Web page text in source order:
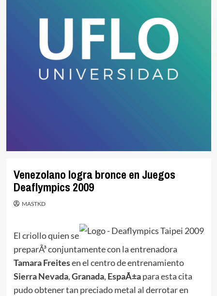
Venezolano logra bronce en Juegos
Deaflympics 2009
MASTKD
El criollo quien se
preparÃ³ conjuntamente con la entrenadora
Tamara Freitesen el centro de entrenamiento
Sierra Nevada,Granada, EspaÃ±apara esta cita
pudo obtener tan preciado metal al derrotar en